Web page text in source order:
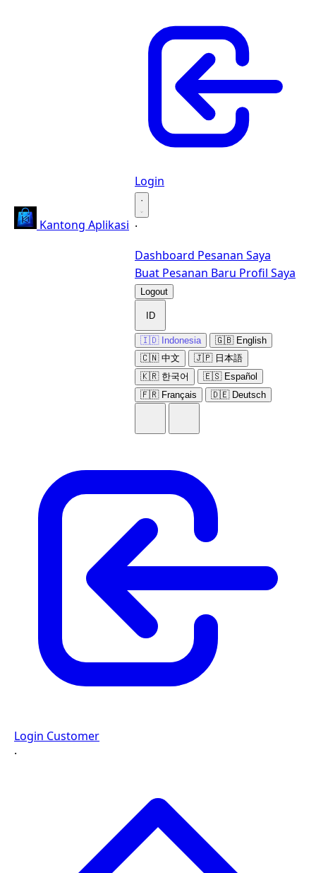
Kantong Aplikasi
Login
·
·
Dashboard Pesanan Saya
Buat Pesanan Baru Profil Saya
Logout
ID
🇮🇩 Indonesia
🇬🇧 English
🇨🇳 中文
🇯🇵 日本語
🇰🇷 한국어
🇪🇸 Español
🇫🇷 Français
🇩🇪 Deutsch
Login Customer
·